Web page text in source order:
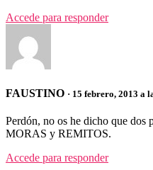
Accede para responder
FAUSTINO · 15 febrero, 2013 a
Perdón, no os he dicho que dos
MORAS y REMITOS.
Accede para responder